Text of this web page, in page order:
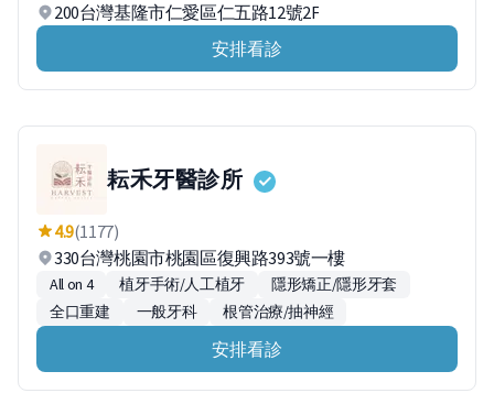
200台灣基隆市仁愛區仁五路12號2F
安排看診
耘禾牙醫診所
4.9(1177)
330台灣桃園市桃園區復興路393號一樓
All on 4 植牙手術/人工植牙
隱形矯正/隱形牙套
全口重建
一般牙科 根管治療/抽神經
安排看診